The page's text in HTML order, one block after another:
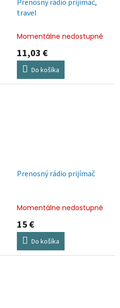
Prenosný rádio prijímač,
travel
Momentálne nedostupné
11,03 €
Do košíka
Prenosný rádio prijímač
Momentálne nedostupné
15 €
Do košíka